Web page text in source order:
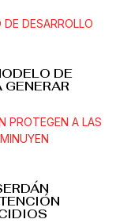
DE
GENERAR